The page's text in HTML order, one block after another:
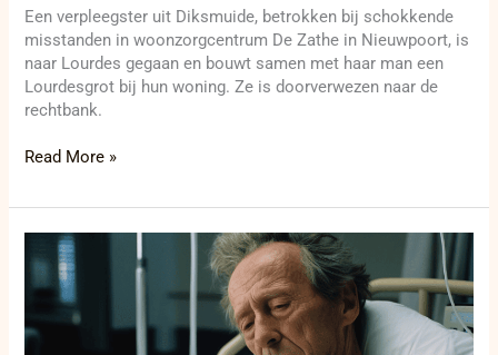
Een verpleegster uit Diksmuide, betrokken bij schokkende
misstanden in woonzorgcentrum De Zathe in Nieuwpoort, is
naar Lourdes gegaan en bouwt samen met haar man een
Lourdesgrot bij hun woning. Ze is doorverwezen naar de
rechtbank.
Lourdesgrot
voor
hun
woning
te
Read More »
Oudere
man
rijdt
gracht